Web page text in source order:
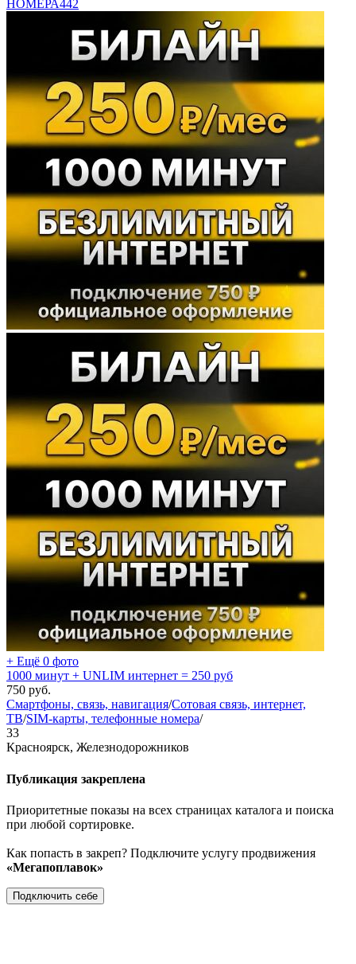
НОМЕРА442
+ Ещё 0 фото
1000 минут + UNLIM интернет = 250 руб
750 руб.
Смартфоны, связь, навигация/Сотовая связь, интернет,
ТВ/SIM-карты, телефонные номера/
33
Красноярск, Железнодорожников
Публикация закреплена
Приоритетные показы на всех страницах каталога и поиска
при любой сортировке.
Как попасть в закреп? Подключите услугу продвижения
«Мегапоплавок»
Подключить себе